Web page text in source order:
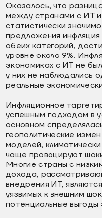
Оказалось, что
между странами с ИТ и
статистически
предложения инфляция
обеих категорий,
уровне около 9%.
экономиках с ИТ не
у них не наблюдались
реальные
Инфляционное
успешным подходом в
основном
геополитические
моделей,
чаще провоцируют
Многие страны с
дохода,
внедрения ИТ,
уязвимых к внешним
потенциальные выгоды